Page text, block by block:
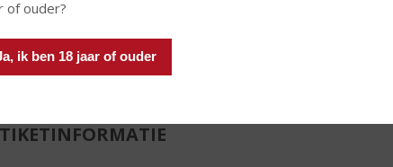
of ouder?
ik ben 18 jaar of ouder